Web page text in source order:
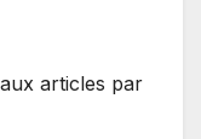
articles par